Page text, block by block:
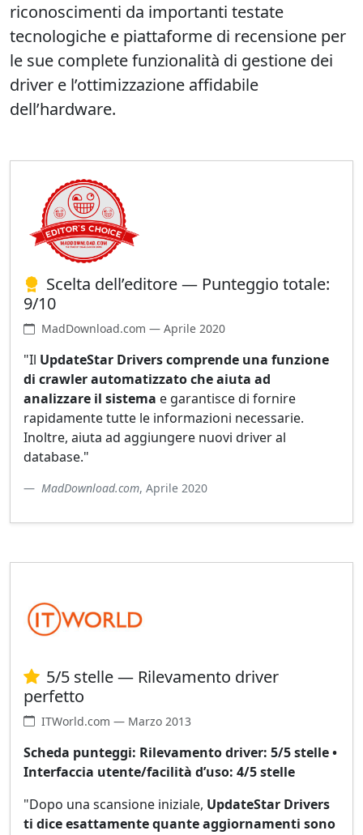
riconoscimenti da importanti testate
tecnologiche e piattaforme di recensione per
le sue complete funzionalità di gestione dei
driver e l’ottimizzazione affidabile
dell’hardware.
Scelta dell’editore — Punteggio totale:
9/10
MadDownload.com — Aprile 2020
"Il UpdateStar Drivers comprende una funzione
di crawler automatizzato che aiuta ad
analizzare il sistema e garantisce di fornire
rapidamente tutte le informazioni necessarie.
Inoltre, aiuta ad aggiungere nuovi driver al
database."
MadDownload.com, Aprile 2020
5/5 stelle — Rilevamento driver
perfetto
ITWorld.com — Marzo 2013
Scheda punteggi: Rilevamento driver: 5/5 stelle •
Interfaccia utente/facilità d’uso: 4/5 stelle
"Dopo una scansione iniziale, UpdateStar Drivers
ti dice esattamente quante aggiornamenti sono